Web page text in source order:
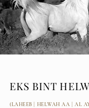
EKS BINT
(LAHEEB | HELWAH AA | AL